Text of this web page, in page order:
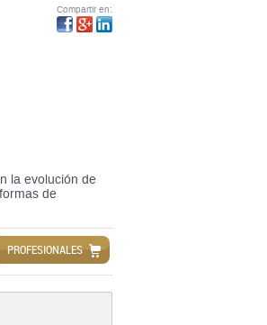
la evolución de
de
Compartir en:
QUITAR
PROFESIONALES